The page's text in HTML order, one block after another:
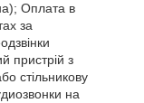
Оплата в
за
пристрій з
стільникову
на